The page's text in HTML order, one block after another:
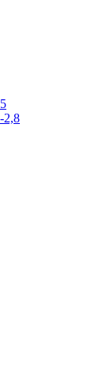
2,8